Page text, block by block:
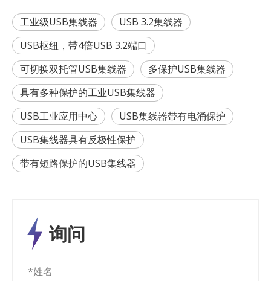
工业级USB集线器
USB 3.2集线器
USB枢纽，带4倍USB 3.2端口
可切换双托管USB集线器
多保护USB集线器
具有多种保护的工业USB集线器
USB工业应用中心
USB集线器带有电涌保护
USB集线器具有反极性保护
带有短路保护的USB集线器
询问